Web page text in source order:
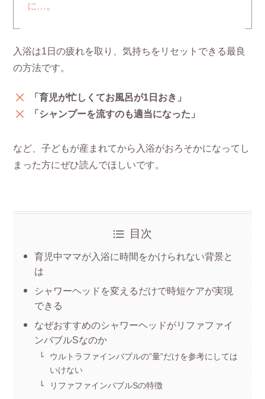
に…。
入浴は1日の疲れを取り、気持ちをリセットできる最良
の方法です。
「育児が忙しくてお風呂が1日おき」
「シャンプーを流すのも適当になった」
など、子どもが産まれてから入浴がおろそかになってし
まった方にぜひ読んでほしいです。
目次
育児中ママが入浴に時間をかけられない背景と
は
シャワーヘッドを変えるだけで時短ケアが実現
できる
なぜおすすめのシャワーヘッドがリファファイ
ンバブルSなのか
ウルトラファインバブルの”量”だけを参考にしては
いけない
リファファインバブルSの特徴